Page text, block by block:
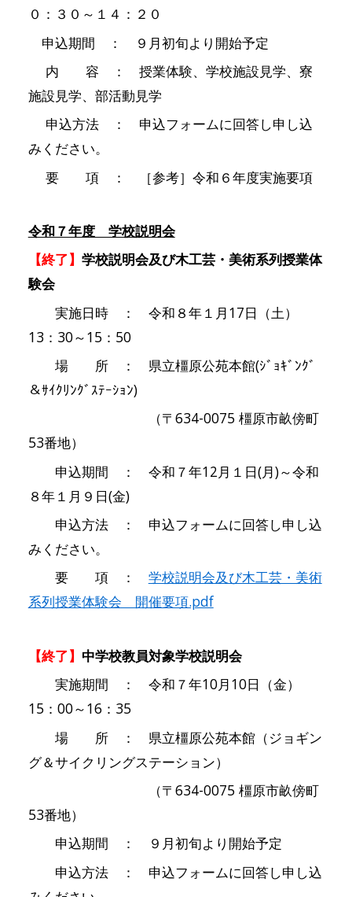
０：３０～１４：２０
申込期間 ： ９月初旬より開始予定
内 容 ： 授業体験、学校施設見学、寮
施設見学、部活動見学
申込方法 ： 申込フォームに回答し申し込
みください。
要 項 ： ［参考］令和６年度実施要項
令和７年度 学校説明会
【終了】 学校説明会及び木工芸・美術系列授業体
験会
実施日時 ： 令和８年１月17日（土）
13：30～15：50
場 所 ： 県立橿原公苑本館(ｼﾞｮｷﾞﾝｸﾞ
＆ｻｲｸﾘﾝｸﾞｽﾃｰｼｮﾝ)
（〒634-0075 橿原市畝傍町
53番地）
申込期間 ： 令和７年12月１日(月)～令和
８年１月９日(金)
申込方法 ： 申込フォームに回答し申し込
みください。
要 項 ： 学校説明会及び木工芸・美術
系列授業体験会 開催要項.pdf
【終了】 中学校教員対象学校説明会
実施期間 ： 令和７年10月10日（金）
15：00～16：35
場 所 ： 県立橿原公苑本館（ジョギン
グ＆サイクリングステーション）
（〒634-0075 橿原市畝傍町
53番地）
申込期間 ： ９月初旬より開始予定
申込方法 ： 申込フォームに回答し申し込